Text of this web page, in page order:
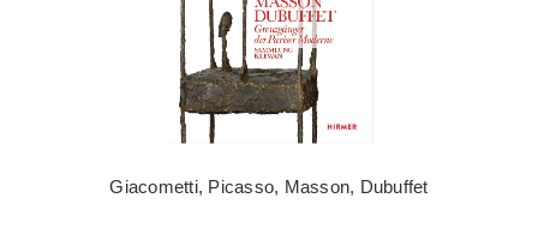
Giacometti, Picasso, Masson, Dubuffet